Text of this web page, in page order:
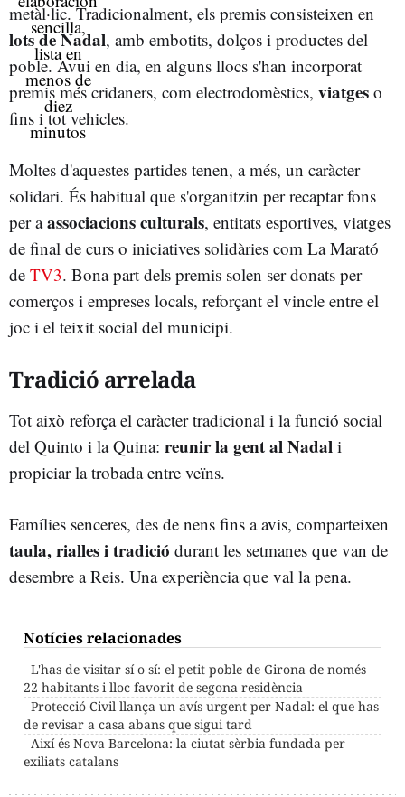
metàl·lic. Tradicionalment, els premis consisteixen en
lots de Nadal, amb embotits, dolços i productes del
poble. Avui en dia, en alguns llocs s'han incorporat
premis més cridaners, com electrodomèstics, viatges o
fins i tot vehicles.
Moltes d'aquestes partides tenen, a més, un caràcter
solidari. És habitual que s'organitzin per recaptar fons
per aassociacions culturals, entitats esportives, viatges
de final de curs o iniciatives solidàries com La Marató
de TV3. Bona part dels premis solen ser donats per
comerços i empreses locals, reforçant el vincle entre el
joc i el teixit social del municipi.
Tradició arrelada
Tot això reforça el caràcter tradicional i la funció social
del Quinto i la Quina: reunir la gent al Nadal i
propiciar la trobada entre veïns.
Famílies senceres, des de nens fins a avis, comparteixen
taula, rialles i tradició durant les setmanes que van de
desembre a Reis. Una experiència que val la pena.
Notícies relacionades
L'has de visitar sí o sí: el petit poble de Girona de només
22 habitants i lloc favorit de segona residència
Protecció Civil llança un avís urgent per Nadal: el que has
de revisar a casa abans que sigui tard
Així és Nova Barcelona: la ciutat sèrbia fundada per
exiliats catalans